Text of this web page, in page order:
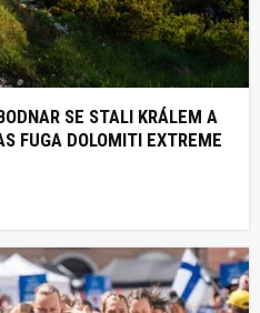
SE STALI KRÁLEM A
FUGA DOLOMITI EXTREME